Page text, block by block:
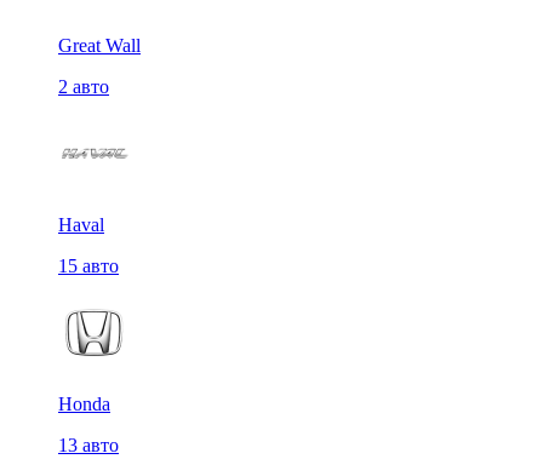
Great Wall
2 авто
Haval
15 авто
Honda
13 авто